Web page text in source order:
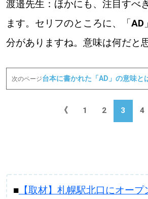
渡邉先生：ほかにも、注目すべ
ます。セリフのところに、「AD
分がありますね。意味は何だと
次のページ台本に書かれた「AD」の意味と
《 1 2 3 4
■【取材】札幌駅北口にオープ